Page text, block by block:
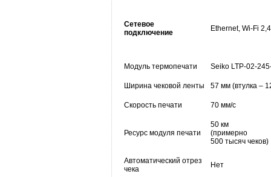
Сетевое
подключение
Ethernet, Wi-Fi
Модуль термопечати Seiko LTP-02-
Ширина чековой ленты 57 мм (втулка –
Скорость печати 70 мм/с
Ресурс модуля печати
50 км
(примерно
500 тысяч чеков)
Автоматический отрез
чека
Нет